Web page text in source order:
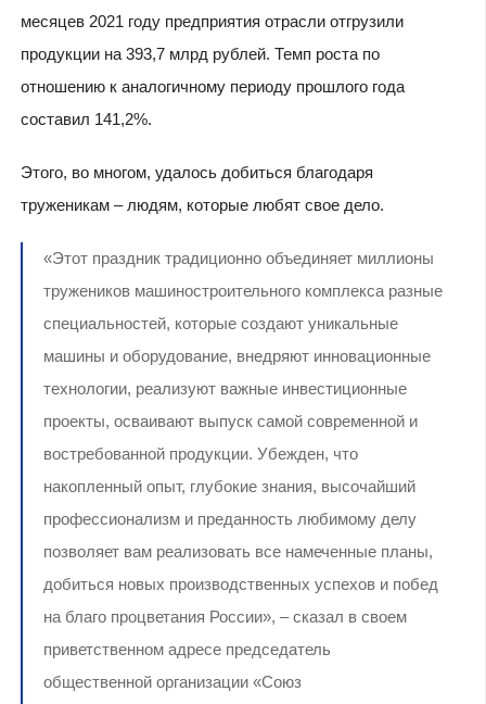
месяцев 2021 году предприятия отрасли отгрузили
продукции на 393,7 млрд рублей. Темп роста по
отношению к аналогичному периоду прошлого года
составил 141,2%.
Этого, во многом, удалось добиться благодаря
труженикам – людям, которые любят свое дело.
«Этот праздник традиционно объединяет миллионы
тружеников машиностроительного комплекса разные
специальностей, которые создают уникальные
машины и оборудование, внедряют инновационные
технологии, реализуют важные инвестиционные
проекты, осваивают выпуск самой современной и
востребованной продукции. Убежден, что
накопленный опыт, глубокие знания, высочайший
профессионализм и преданность любимому делу
позволяет вам реализовать все намеченные планы,
добиться новых производственных успехов и побед
на благо процветания России», – сказал в своем
приветственном адресе председатель
общественной организации «Союз